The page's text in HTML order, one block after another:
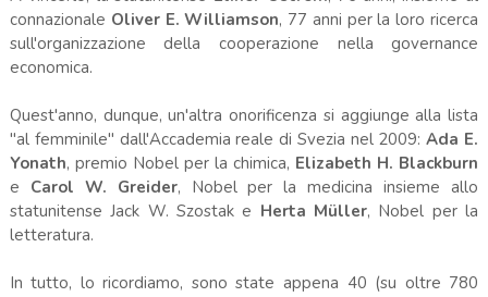
connazionale Oliver E. Williamson, 77 anni per la loro ricerca
sull'organizzazione della cooperazione nella governance
economica.
Quest'anno, dunque, un'altra onorificenza si aggiunge alla lista
"al femminile" dall'Accademia reale di Svezia nel 2009:Ada E.
Yonath, premio Nobel per la chimica, Elizabeth H. Blackburn
e Carol W. Greider, Nobel per la medicina insieme allo
statunitense Jack W. Szostak e Herta Müller, Nobel per la
letteratura.
In tutto, lo ricordiamo, sono state appena 40 (su oltre 780